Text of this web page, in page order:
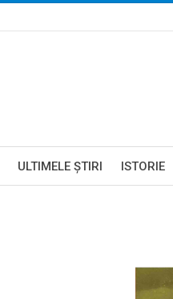
ULTIMELE ŞTIRI ISTORIE